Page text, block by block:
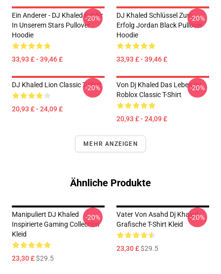
Ein Anderer - DJ Khaled Fehler
In Unserem Stars Pullover
Hoodie
33,93 £ - 39,46 £
-20%
DJ Khaled Schlüssel Zum
Erfolg Jordan Black Pullover
Hoodie
33,93 £ - 39,46 £
-20%
DJ Khaled Lion Classic T-Shirt
20,93 £ - 24,09 £
-20%
Von Dj Khaled Das Leben Ist
Roblox Classic T-Shirt
20,93 £ - 24,09 £
-20%
MEHR ANZEIGEN
Ähnliche Produkte
Manipuliert DJ Khaled
Inspirierte Gaming Collection
Kleid
23,30 £$29.5
-20%
Vater Von Asahd Dj Khaled
Grafische T-Shirt Kleid
23,30 £$29.5
-20%